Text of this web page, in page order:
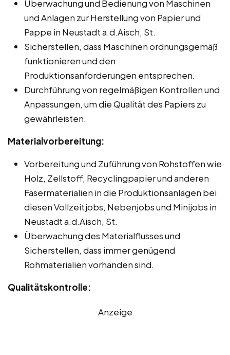
Überwachung und Bedienung von Maschinen
und Anlagen zur Herstellung von Papier und
Pappe in Neustadt a.d.Aisch, St.
Sicherstellen, dass Maschinen ordnungsgemäß
funktionieren und den
Produktionsanforderungen entsprechen.
Durchführung von regelmäßigen Kontrollen und
Anpassungen, um die Qualität des Papiers zu
gewährleisten.
Materialvorbereitung:
Vorbereitung und Zuführung von Rohstoffen wie
Holz, Zellstoff, Recyclingpapier und anderen
Fasermaterialien in die Produktionsanlagen bei
diesen Vollzeitjobs, Nebenjobs und Minijobs in
Neustadt a.d.Aisch, St.
Überwachung des Materialflusses und
Sicherstellen, dass immer genügend
Rohmaterialien vorhanden sind.
Qualitätskontrolle:
Anzeige